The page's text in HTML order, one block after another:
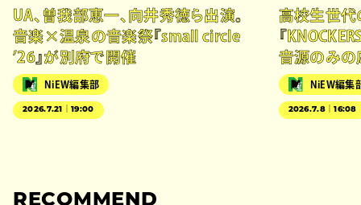
UA、曽我部恵一、向井秀徳ら出演。
音楽×温泉の音楽祭『small circle
’26』が別府で開催
NiEW編集部
2026.7.21｜19:00
高校生世代
『
音源のみの
NiEW編集
2026.7.8｜16:08
RECOMMEND